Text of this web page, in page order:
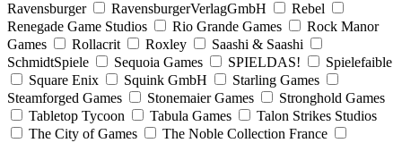
Ravensburger
RavensburgerVerlagGmbH
Rebel
Renegade Game Studios
Rio Grande Games
Rock Manor
Games
Rollacrit Roxley
Saashi & Saashi
SchmidtSpiele
Sequoia Games SPIELDAS!
Spielefaible
Square Enix
Squink GmbH
Starling Games
Steamforged Games
Stonemaier Games
Stronghold Games
Tabletop Tycoon
Tabula Games
Talon Strikes Studios
The City of Games
The Noble Collection France